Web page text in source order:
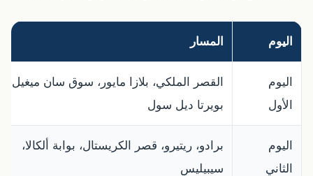
اليوم المسار
اليوم
الأول
القصر الملكي، بلازا مايور، سوق سان ميغيل،
بويرتا ديل سول
اليوم
الثاني
برادو، ريتيرو، قصر الكريستال، بوابة ألكالا،
سيبيليس